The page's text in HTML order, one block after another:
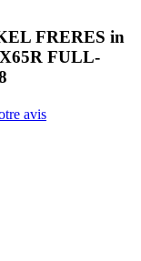
FRERES in
FULL-
avis